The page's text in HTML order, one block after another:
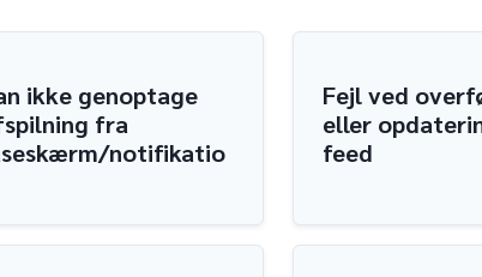
ikke genoptage
fra
notifikatio
Fejl ved
eller
feed